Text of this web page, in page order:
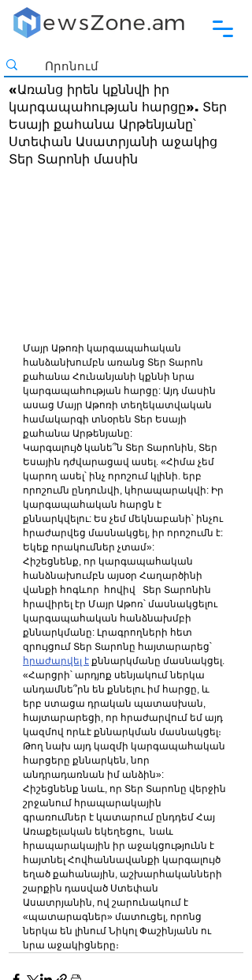
«Առանց իրեն կքննվի իր
կարգապահության հարցը». Տեր
Եսայի քահանա Արթենյանը՝
Ստեփան Ասատրյանի աջակից
Տեր Տարոնի մասին
Մայր Աթոռի կարգապահական
հանձանխումբն առանց Տեր Տարոն
քահանա Հունանյանի կքննի նրա
կարգապահության հարցը: Այդ մասին
ասաց Մայր Աթոռի տեղեկատվական
համակարգի տնօրեն Տեր Եսայի
քահանա Արթենյանը:
Կարգալույծ կանե՞ն Տեր Տարոնին, Տեր
Եսային դժվարացավ ասել. «Հիմա չեմ
կարող ասել՝ ինչ որոշում կլինի. երբ
որոշումն ընդունվի, կհրապարակվի: Իր
կարգապահական հարցն է
քննարկվելու: Ես չեմ մեկնաբանի՝ ինչու
հրաժարվեց մասնակցել, իր որոշումն է:
Եկեք որակումներ չտամ»:
Հիշեցնենք, որ կարգապահական
հանձնախումբն այսօր Հաղարծինի
վանքի հոգևոր  հովիվ   Տեր Տարոնին
հրավիրել էր Մայր Աթոռ՝ մասնակցելու
կարգապահական հանձնախմբի
քննարկմանը: Լրագրողների հետ
զրույցում Տեր Տարոնը հայտարարեց՝
հրաժարվել է քննարկմանը մասնակցել.
«Հարցրի՝ արդյոք սենյակում ներկա
անդամնե՞րն են քննելու իմ հարցը, և
երբ ստացա դրական պատասխան,
հայտարարեցի, որ հրաժարվում եմ այդ
կազմով որևէ քննարկման մասնակցել։
Թող նախ այդ կազմի կարգապահական
հարցերը քննարկեն, նոր
անդրադառնան իմ անձին»:
Հիշեցնենք նաև, որ Տեր Տարոնը վերջին
շրջանում հրապարակային
գրառումներ է կատարում ընդդեմ Հայ
Առաքելական եկեղեցու,  նաև
հրապարակային իր աջակցությունն է
հայտնել Հովհաննավանքի կարգալույծ
եղած քահանային, աշխարհականների
շարքին դասված Ստեփան
Ասատրյանին, ով շարունակում է
«պատարագներ» մատուցել, որոնց
ներկա են լինում Նիկոլ Փաշինյանն ու
նրա աջակիցները։